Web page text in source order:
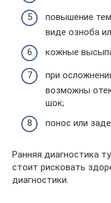
повышение
виде озноба
кожные
при
возможны
шок;
понос или
Ранняя диагностика
стоит рисковать
диагностики.